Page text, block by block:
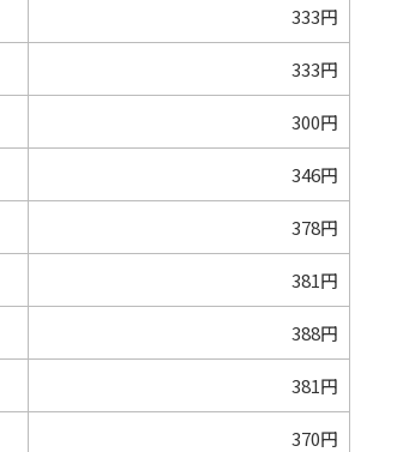
333円
333円
300円
346円
378円
381円
388円
381円
370円